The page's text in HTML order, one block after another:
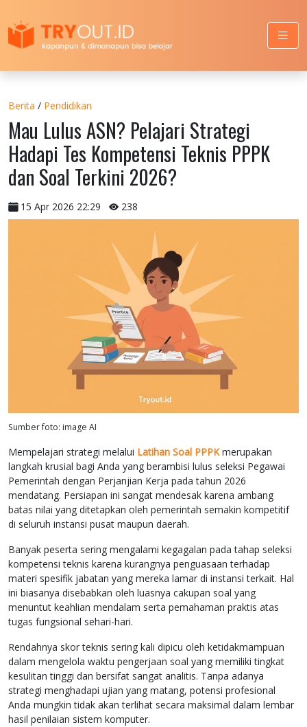
Berita / Pendidikan
Mau Lulus ASN? Pelajari Strategi
Hadapi Tes Kompetensi Teknis PPPK
dan Soal Terkini 2026?
15 Apr 2026 22:29 238
Sumber foto: image AI
Mempelajari strategi melalui Latihan Soal PPPKmerupakan
langkah krusial bagi Anda yang berambisi lulus seleksi Pegawai
Pemerintah dengan Perjanjian Kerja pada tahun 2026
mendatang. Persiapan ini sangat mendesak karena ambang
batas nilai yang ditetapkan oleh pemerintah semakin kompetitif
di seluruh instansi pusat maupun daerah.
Banyak peserta sering mengalami kegagalan pada tahap seleksi
kompetensi teknis karena kurangnya penguasaan terhadap
materi spesifik jabatan yang mereka lamar di instansi terkait. Hal
ini biasanya disebabkan oleh luasnya cakupan soal yang
menuntut keahlian mendalam serta pemahaman praktis atas
tugas fungsional sehari-hari.
Rendahnya skor teknis sering kali dipicu oleh ketidakmampuan
dalam mengelola waktu pengerjaan soal yang memiliki tingkat
kesulitan tinggi dan bersifat sangat analitis. Tanpa adanya
strategi menghadapi ujian yang matang, potensi profesional
Anda mungkin tidak akan terlihat secara maksimal dalam lembar
hasil penilaian sistem komputer.